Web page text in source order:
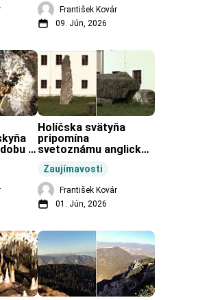
František Kovár
09. Jún, 2026
Zaujímavosti
Holíčska svätyňa
pripomína
svetoznámu anglickú
František Kovár
01. Jún, 2026